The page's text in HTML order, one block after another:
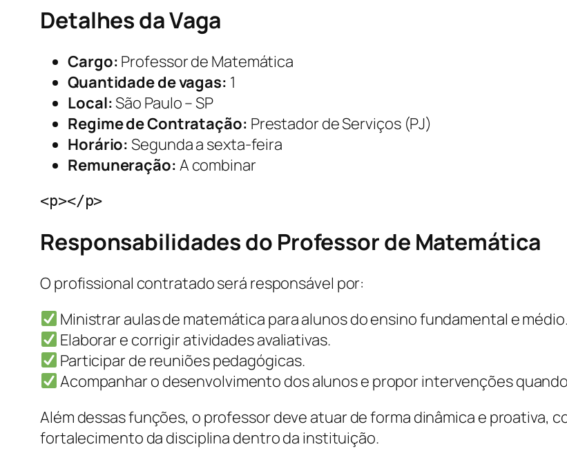
Detalhes da Vaga
Cargo: Professor de Matemática
Quantidade de vagas: 1
Local:São Paulo – SP
Regime de Contratação: Prestador de Serviços (PJ)
Horário: Segunda a sexta-feira
Remuneração: A combinar
<p></p>
Responsabilidades do Professor de Matemática
O profissional contratado será responsável por:
Ministrar aulas de matemática para alunos do ensino fundamental e médio.
Elaborar e corrigir atividades avaliativas.
Participar de reuniões pedagógicas.
Acompanhar o desenvolvimento dos alunos e propor intervenções
Além dessas funções, o professor deve atuar de forma dinâmica e proativa,
fortalecimento da disciplina dentro da instituição.